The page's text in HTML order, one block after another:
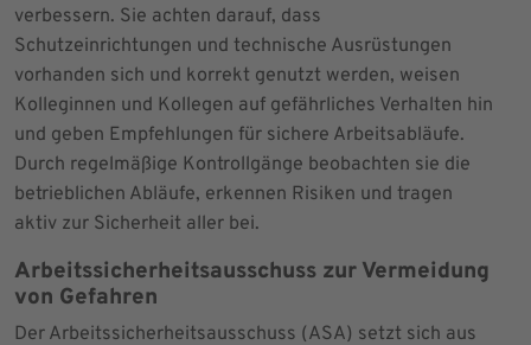
verbessern. Sie achten darauf, dass
Schutzeinrichtungen und technische Ausrüstungen
vorhanden sich und korrekt genutzt werden, weisen
Kolleginnen und Kollegen auf gefährliches Verhalten hin
und geben Empfehlungen für sichere Arbeitsabläufe.
Durch regelmäßige Kontrollgänge beobachten sie die
betrieblichen Abläufe, erkennen Risiken und tragen
aktiv zur Sicherheit aller bei.
Arbeitssicherheitsausschuss zur Vermeidung
von Gefahren
Der Arbeitssicherheitsausschuss (ASA) setzt sich aus